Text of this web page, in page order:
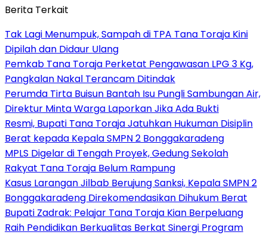
Berita Terkait
Tak Lagi Menumpuk, Sampah di TPA Tana Toraja Kini
Dipilah dan Didaur Ulang
Pemkab Tana Toraja Perketat Pengawasan LPG 3 Kg,
Pangkalan Nakal Terancam Ditindak
Perumda Tirta Buisun Bantah Isu Pungli Sambungan Air,
Direktur Minta Warga Laporkan Jika Ada Bukti
Resmi, Bupati Tana Toraja Jatuhkan Hukuman Disiplin
Berat kepada Kepala SMPN 2 Bonggakaradeng
MPLS Digelar di Tengah Proyek, Gedung Sekolah
Rakyat Tana Toraja Belum Rampung
Kasus Larangan Jilbab Berujung Sanksi, Kepala SMPN 2
Bonggakaradeng Direkomendasikan Dihukum Berat
Bupati Zadrak: Pelajar Tana Toraja Kian Berpeluang
Raih Pendidikan Berkualitas Berkat Sinergi Program